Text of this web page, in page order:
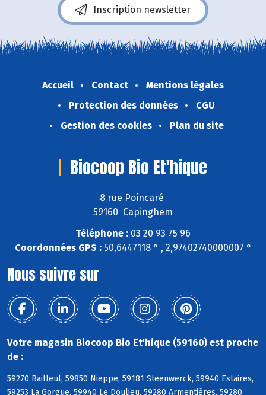
Inscription newsletter
Accueil Contact
Mentions légales
Protection des données
CGU
Gestion des cookies
Plan du site
Biocoop Bio Et'hique
8 rue Poincaré
59160 Capinghem
Téléphone : 03 20 93 75 96
Coordonnées GPS :50,6447118 ° , 2,97402740000007 °
Nous suivre sur
Votre magasin Biocoop Bio Et'hique (59160) est proche
de :
59270 Bailleul, 59850 Nieppe, 59181 Steenwerck, 59940 Estaires,
59253 La Gorgue, 59940 Le Doulieu, 59280 Armentières, 59280